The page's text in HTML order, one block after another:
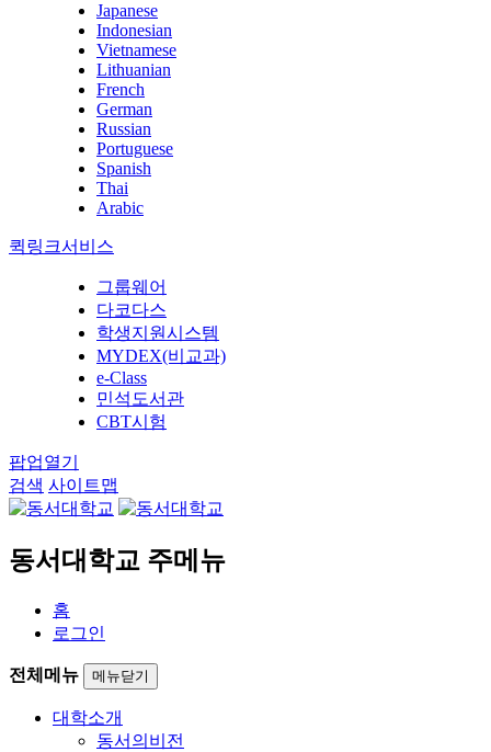
Japanese
Indonesian
Vietnamese
Lithuanian
French
German
Russian
Portuguese
Spanish
Thai
Arabic
퀵링크서비스
그룹웨어
다코다스
학생지원시스템
MYDEX(비교과)
e-Class
민석도서관
CBT시험
팝업열기
검색 사이트맵
동서대학교 주메뉴
홈
로그인
전체메뉴 메뉴닫기
대학소개
동서의비전